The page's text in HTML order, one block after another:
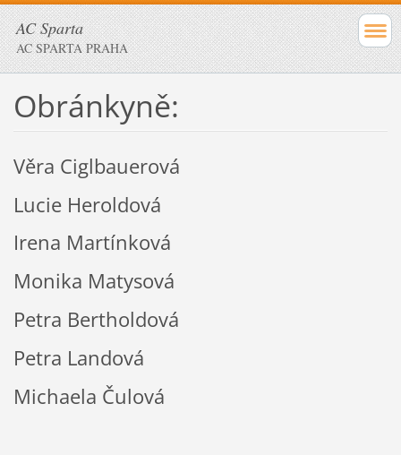
AC Sparta
AC SPARTA PRAHA
Obránkyně:
Věra Ciglbauerová
Lucie Heroldová
Irena Martínková
Monika Matysová
Petra Bertholdová
Petra Landová
Michaela Čulová